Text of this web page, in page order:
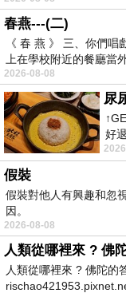
首飾、鋼琴，但
我緩慢地整理
什麼幹勁要做
（而且美麗）
於倉庫的空間
討厭這樣，討
想要去一個全新
（嗯，在丟掉
整理的動力就
春燕---(二)
《 春 燕 》 三、你們
上在學校附近的餐廳當
2026-08-08
尿
好
年
假裝
假裝對他人有興趣和忽
因。
2026-08-08
人類從哪裡來 ? 佛
人類從哪裡來 ? 佛陀的